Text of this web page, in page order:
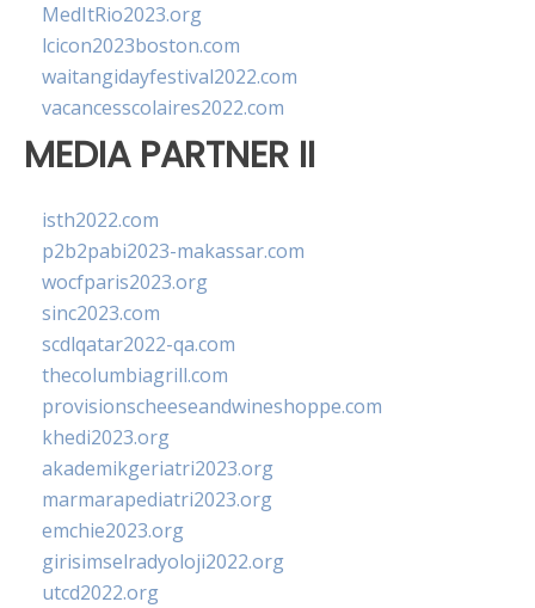
MedItRio2023.org
lcicon2023boston.com
waitangidayfestival2022.com
vacancesscolaires2022.com
MEDIA PARTNER II
isth2022.com
p2b2pabi2023-makassar.com
wocfparis2023.org
sinc2023.com
scdlqatar2022-qa.com
thecolumbiagrill.com
provisionscheeseandwineshoppe.com
khedi2023.org
akademikgeriatri2023.org
marmarapediatri2023.org
emchie2023.org
girisimselradyoloji2022.org
utcd2022.org